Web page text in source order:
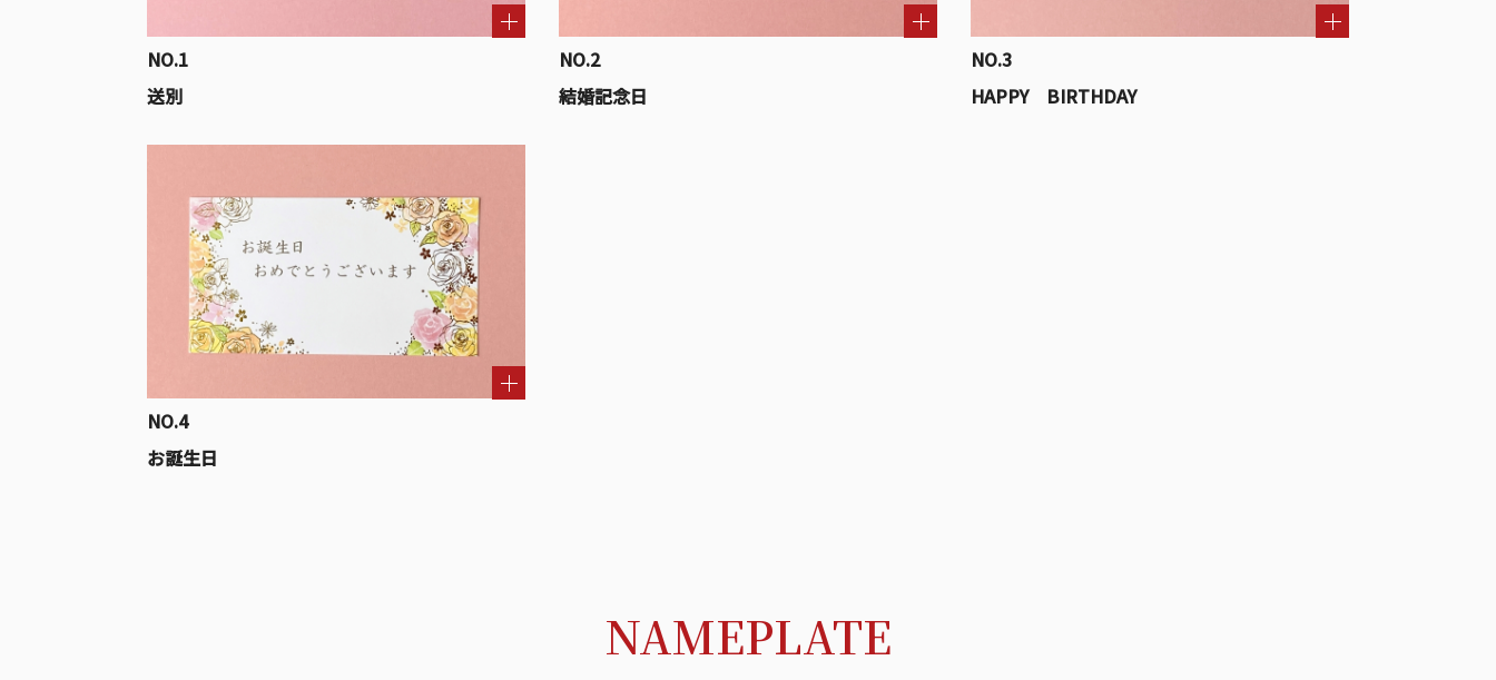
NO.1
送別
NO.2
結婚記念日
NO.3
HAPPY BIRTHDAY
NO.4
お誕生日
NAMEPLATE